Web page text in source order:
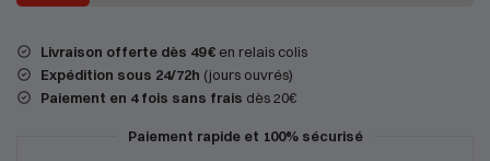
Livraison offerte dès 49 € en relais colis
Expédition sous 24/72h (jours ouvrés)
Paiement en 4 fois sans frais dès 20€
Paiement rapide et 100% sécurisé